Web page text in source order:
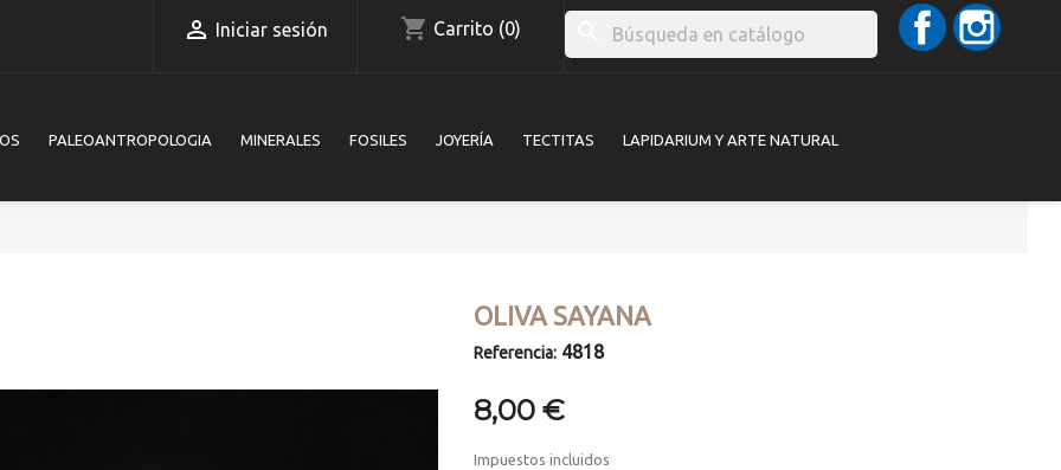
 Iniciar sesión shopping_cart Carrito (0)
Facebook
PALEOANTROPOLOGIA MINERALES FOSILES JOYERÍA TECTITAS LAPIDARIUM Y ARTE NATURAL
OLIVA SAYANA
Referencia: 4818
8,00 €
Impuestos incluidos